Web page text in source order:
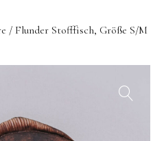
/ Flunder Stofffisch, Größe S/M